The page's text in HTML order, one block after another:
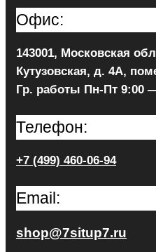
Офис:
143001, Московская
Кутузовская, д. 4А,
Гр. работы Пн-Пт 9:00
Телефон:
+7 (499) 460-06-94
Email:
shop@7situp7.ru